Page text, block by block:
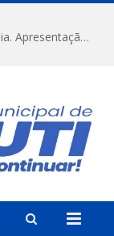
FESTRIBAL 2026 – No Coração da Amazônia. Apresentação da Munduruku.